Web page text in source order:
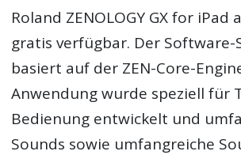
Roland ZENOLOGY GX for iPad
gratis verfügbar. Der Software-
basiert auf der ZEN-Core-
Anwendung wurde speziell für
Bedienung entwickelt und
Sounds sowie umfangreiche